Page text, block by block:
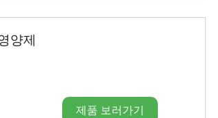
양제
제품 보러가기